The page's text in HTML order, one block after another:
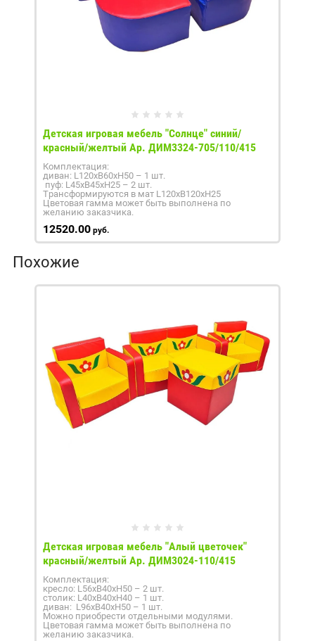
Детская игровая мебель "Солнце" синий/
красный/желтый Ар. ДИМ3324-705/110/415
Комплектация:
диван: L120хB60хH50 – 1 шт.
пуф: L45хB45хH25 – 2 шт.
Трансформируются в мат L120хB120хH25
Цветовая гамма может быть выполнена по
желанию заказчика.
12520.00 руб.
Похожие
Детская игровая мебель "Алый цветочек"
красный/желтый Ар. ДИМ3024-110/415
Комплектация:
кресло: L56xB40xH50 – 2 шт.
столик: L40xB40xH40 – 1 шт.
диван: L96xB40xH50 – 1 шт.
Можно приобрести отдельными модулями.
Цветовая гамма может быть выполнена по
желанию заказчика.